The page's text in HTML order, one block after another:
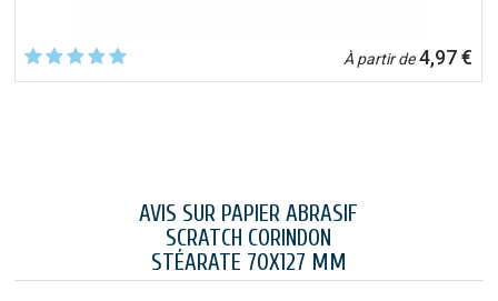
À partir de4,97 €
AVIS SUR PAPIER ABRASIF
SCRATCH CORINDON
STÉARATE 70X127 MM